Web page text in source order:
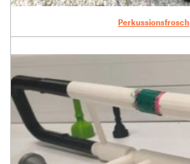
Perkussionsfrosch